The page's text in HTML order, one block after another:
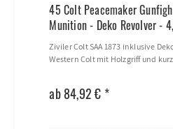
45 Colt Peacemaker
Munition - Deko Revolver -
Ziviler Colt SAA 1873 inklusive
Western Colt mit Holzgriff und
ab 84,92 € *